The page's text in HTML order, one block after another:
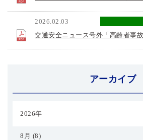
2026.02.03
交通安全ニュース号外「高齢者事
アーカイブ
2026年
8月 (8)